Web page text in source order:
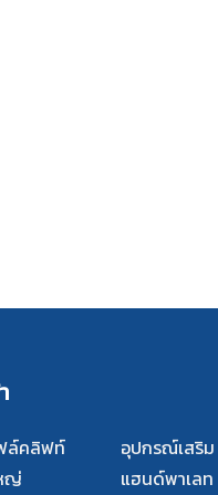
ล์คลิฟท์
ญ่
อุปกรณ์เสริม
แฮนด์พาเลท